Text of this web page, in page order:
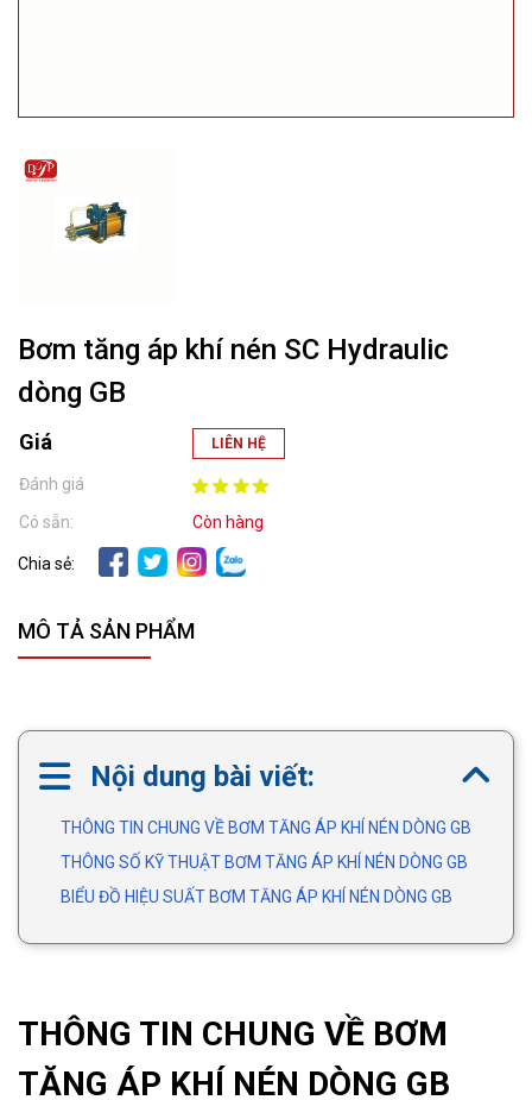
Bơm tăng áp khí nén SC Hydraulic
dòng GB
Giá LIÊN HỆ
Đánh giá
Có sẵn:
Còn hàng
Chia sẻ:
MÔ TẢ SẢN PHẨM
Nội dung bài viết:
THÔNG TIN CHUNG VỀ BƠM TĂNG ÁP KHÍ NÉN DÒNG GB
THÔNG SỐ KỸ THUẬT BƠM TĂNG ÁP KHÍ NÉN DÒNG GB
BIỂU ĐỒ HIỆU SUẤT BƠM TĂNG ÁP KHÍ NÉN DÒNG GB
THÔNG TIN CHUNG VỀ BƠM
TĂNG ÁP KHÍ NÉN DÒNG GB